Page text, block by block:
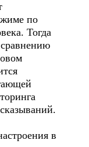
по
Тогда
в